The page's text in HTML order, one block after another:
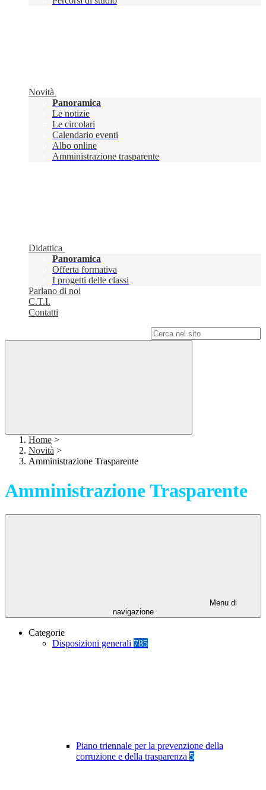
Novità
Panoramica
Le notizie
Le circolari
Calendario eventi
Albo online
Amministrazione trasparente
Didattica
Panoramica
Offerta formativa
I progetti delle classi
Parlano di noi
C.T.I.
Contatti
Home >
Novità >
Amministrazione Trasparente
Amministrazione Trasparente
Menu di
navigazione
Categorie
Disposizioni generali 785
Piano triennale per la prevenzione della
corruzione e della trasparenza 5